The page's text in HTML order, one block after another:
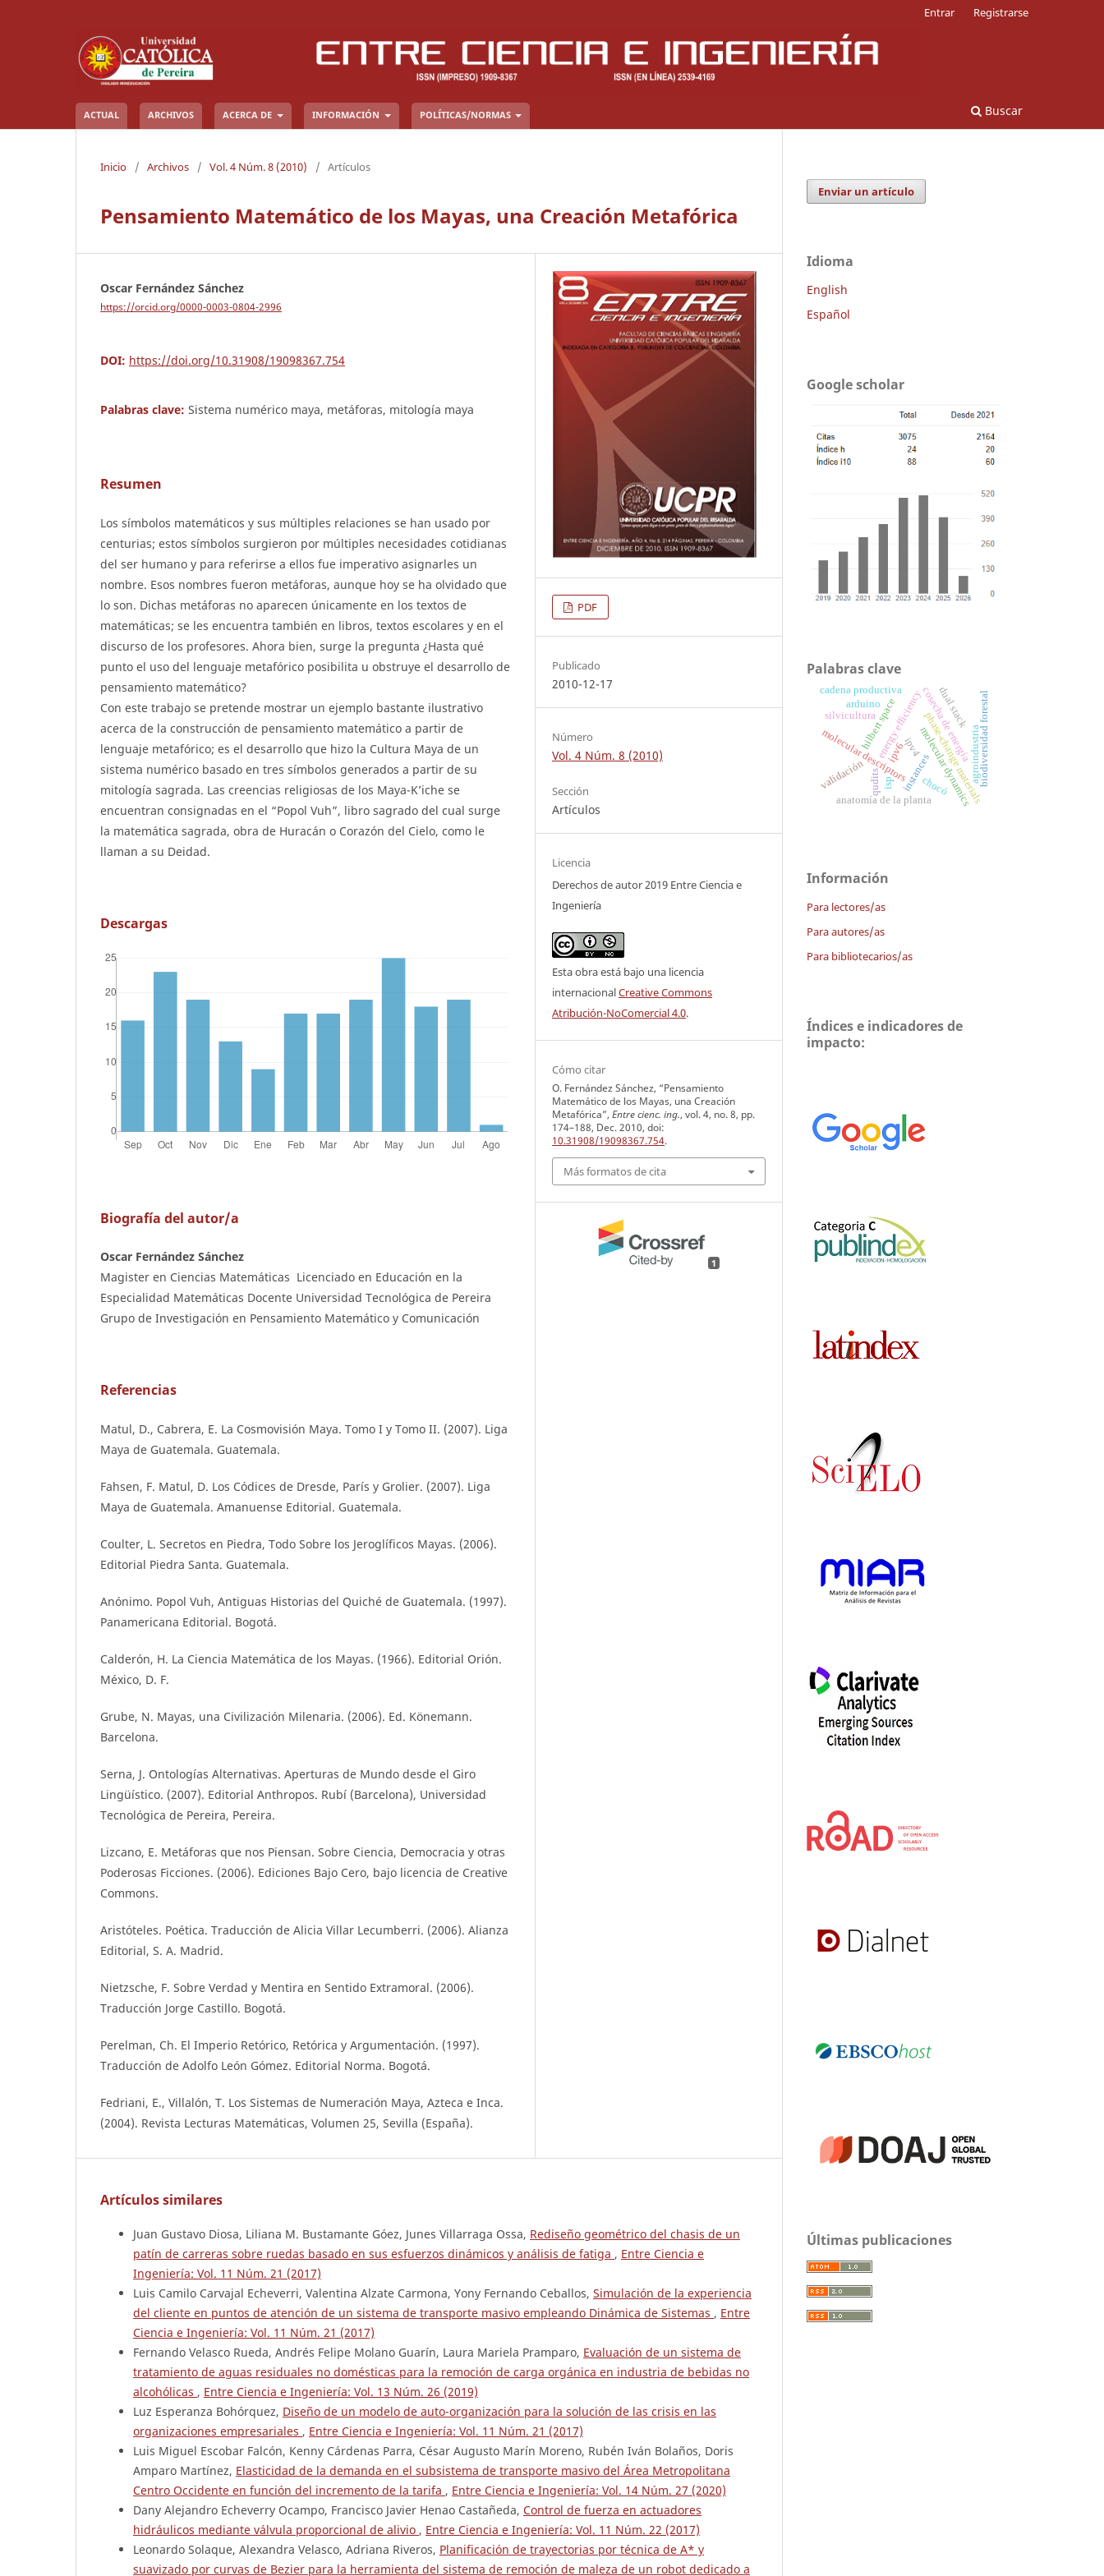
ACTUAL ARCHIVOS ACERCA DE INFORMACIÓN POLÍTICAS/NORMAS Buscar
Entrar Registrarse
Inicio / Archivos / Vol. 4 Núm. 8 (2010) / Artículos
Pensamiento Matemático de los Mayas, una Creación Metafórica
Oscar Fernández Sánchez
https://orcid.org/0000-0003-0804-2996
DOI: https://doi.org/10.31908/19098367.754
Palabras clave: Sistema numérico maya, metáforas, mitología maya
Resumen
Los símbolos matemáticos y sus múltiples relaciones se han usado por
centurias; estos símbolos surgieron por múltiples necesidades cotidianas
del ser humano y para referirse a ellos fue imperativo asignarles un
nombre. Esos nombres fueron metáforas, aunque hoy se ha olvidado que
lo son. Dichas metáforas no aparecen únicamente en los textos de
matemáticas; se les encuentra también en libros, textos escolares y en el
discurso de los profesores. Ahora bien, surge la pregunta ¿Hasta qué
punto el uso del lenguaje metafórico posibilita u obstruye el desarrollo de
pensamiento matemático?
Con este trabajo se pretende mostrar un ejemplo bastante ilustrativo
acerca de la construcción de pensamiento matemático a partir de
lenguaje metafórico; es el desarrollo que hizo la Cultura Maya de un
sistema numérico basado en tres símbolos generados a partir de su
mitología sagrada. Las creencias religiosas de los Maya-K’iche se
encuentran consignadas en el “Popol Vuh”, libro sagrado del cual surge
la matemática sagrada, obra de Huracán o Corazón del Cielo, como le
llaman a su Deidad.
Descargas
Biografía del autor/a
Oscar Fernández Sánchez
Magister en Ciencias Matemáticas Licenciado en Educación en la
Especialidad Matemáticas Docente Universidad Tecnológica de Pereira
Grupo de Investigación en Pensamiento Matemático y Comunicación
Referencias
Matul, D., Cabrera, E. La Cosmovisión Maya. Tomo I y Tomo II. (2007). Liga
Maya de Guatemala. Guatemala.
Fahsen, F. Matul, D. Los Códices de Dresde, París y Grolier. (2007). Liga
Maya de Guatemala. Amanuense Editorial. Guatemala.
Coulter, L. Secretos en Piedra, Todo Sobre los Jeroglíficos Mayas. (2006).
Editorial Piedra Santa. Guatemala.
Anónimo. Popol Vuh, Antiguas Historias del Quiché de Guatemala. (1997).
Panamericana Editorial. Bogotá.
Calderón, H. La Ciencia Matemática de los Mayas. (1966). Editorial Orión.
México, D. F.
Grube, N. Mayas, una Civilización Milenaria. (2006). Ed. Könemann.
Barcelona.
Serna, J. Ontologías Alternativas. Aperturas de Mundo desde el Giro
Lingüístico. (2007). Editorial Anthropos. Rubí (Barcelona), Universidad
Tecnológica de Pereira, Pereira.
Lizcano, E. Metáforas que nos Piensan. Sobre Ciencia, Democracia y otras
Poderosas Ficciones. (2006). Ediciones Bajo Cero, bajo licencia de Creative
Commons.
Aristóteles. Poética. Traducción de Alicia Villar Lecumberri. (2006). Alianza
Editorial, S. A. Madrid.
Nietzsche, F. Sobre Verdad y Mentira en Sentido Extramoral. (2006).
Traducción Jorge Castillo. Bogotá.
Perelman, Ch. El Imperio Retórico, Retórica y Argumentación. (1997).
Traducción de Adolfo León Gómez. Editorial Norma. Bogotá.
Fedriani, E., Villalón, T. Los Sistemas de Numeración Maya, Azteca e Inca.
(2004). Revista Lecturas Matemáticas, Volumen 25, Sevilla (España).
PDF
Publicado
2010-12-17
Número
Vol. 4 Núm. 8 (2010)
Sección
Artículos
Licencia
Derechos de autor 2019 Entre Ciencia e
Ingeniería
Esta obra está bajo una licencia
internacionalCreative Commons
Atribución-NoComercial 4.0.
Cómo citar
O. Fernández Sánchez, “Pensamiento
Matemático de los Mayas, una Creación
Metafórica”, Entre cienc. ing., vol. 4, no. 8, pp.
174–188, Dec. 2010, doi:
10.31908/19098367.754.
Más formatos de cita
1
Artículos similares
Juan Gustavo Diosa, Liliana M. Bustamante Góez, Junes Villarraga Ossa, Rediseño geométrico del chasis de un
patín de carreras sobre ruedas basado en sus esfuerzos dinámicos y análisis de fatiga , Entre Ciencia e
Ingeniería: Vol. 11 Núm. 21 (2017)
Luis Camilo Carvajal Echeverri, Valentina Alzate Carmona, Yony Fernando Ceballos, Simulación de la experiencia
del cliente en puntos de atención de un sistema de transporte masivo empleando Dinámica de Sistemas , Entre
Ciencia e Ingeniería: Vol. 11 Núm. 21 (2017)
Fernando Velasco Rueda, Andrés Felipe Molano Guarín, Laura Mariela Pramparo, Evaluación de un sistema de
tratamiento de aguas residuales no domésticas para la remoción de carga orgánica en industria de bebidas no
alcohólicas , Entre Ciencia e Ingeniería: Vol. 13 Núm. 26 (2019)
Luz Esperanza Bohórquez, Diseño de un modelo de auto-organización para la solución de las crisis en las
organizaciones empresariales , Entre Ciencia e Ingeniería: Vol. 11 Núm. 21 (2017)
Luis Miguel Escobar Falcón, Kenny Cárdenas Parra, César Augusto Marín Moreno, Rubén Iván Bolaños, Doris
Amparo Martínez, Elasticidad de la demanda en el subsistema de transporte masivo del Área Metropolitana
Centro Occidente en función del incremento de la tarifa , Entre Ciencia e Ingeniería: Vol. 14 Núm. 27 (2020)
Dany Alejandro Echeverry Ocampo, Francisco Javier Henao Castañeda, Control de fuerza en actuadores
hidráulicos mediante válvula proporcional de alivio , Entre Ciencia e Ingeniería: Vol. 11 Núm. 22 (2017)
Leonardo Solaque, Alexandra Velasco, Adriana Riveros, Planificación de trayectorias por técnica de A* y
suavizado por curvas de Bezier para la herramienta del sistema de remoción de maleza de un robot dedicado a
Enviar un artículo
Idioma
English
Español
Google scholar
Palabras clave
cosecha de energía
ipv6ipv4
energy efficiency
molecular descriptorsmolecular dynamics
phase-change materials
qudits
hilbert space
anatomía de la planta
biodiversidad forestal
silvicultura
instances
dual stack
isp agroindustria
cadena productiva
chocó
validación
arduino
Información
Para lectores/as
Para autores/as
Para bibliotecarios/as
Índices e indicadores de
impacto:
Últimas publicaciones